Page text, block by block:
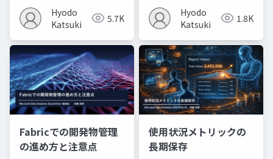
Hyodo
Katsuki
5.7K
Hyodo
Katsuki
1.8K
Fabricでの開発物管理
の進め方と注意点
使用状況メトリックの
長期保存